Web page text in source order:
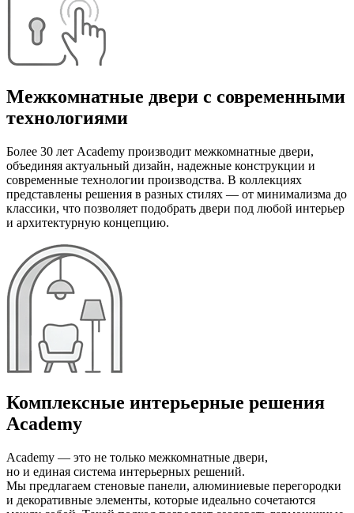
Межкомнатные двери с современными
технологиями
Более 30 лет Academy производит межкомнатные двери,
объединяя актуальный дизайн, надежные конструкции и
современные технологии производства. В коллекциях
представлены решения в разных стилях — от минимализма до
классики, что позволяет подобрать двери под любой интерьер
и архитектурную концепцию.
Комплексные интерьерные решения
Academy
Academy — это не только межкомнатные двери,
но и единая система интерьерных решений.
Мы предлагаем стеновые панели, алюминиевые перегородки
и декоративные элементы, которые идеально сочетаются